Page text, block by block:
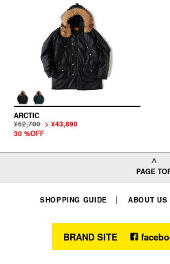
ARCTIC
¥62,700 > ¥43,890
30 %OFF
PAGE
SHOPPING GUIDE ABOUT US
BRAND SITE